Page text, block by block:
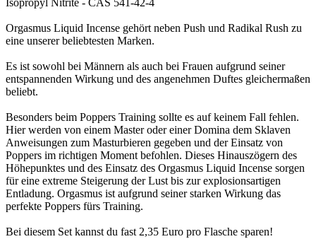
Isopropyl Nitrite - CAS 541-42-4
Orgasmus Liquid Incense gehört neben Push und Radikal Rush zu
eine unserer beliebtesten Marken.
Es ist sowohl bei Männern als auch bei Frauen aufgrund seiner
entspannenden Wirkung und des angenehmen Duftes gleichermaßen
beliebt.
Besonders beim Poppers Training sollte es auf keinem Fall fehlen.
Hier werden von einem Master oder einer Domina dem Sklaven
Anweisungen zum Masturbieren gegeben und der Einsatz von
Poppers im richtigen Moment befohlen. Dieses Hinauszögern des
Höhepunktes und des Einsatz des Orgasmus Liquid Incense sorgen
für eine extreme Steigerung der Lust bis zur explosionsartigen
Entladung. Orgasmus ist aufgrund seiner starken Wirkung das
perfekte Poppers fürs Training.
Bei diesem Set kannst du fast 2,35 Euro pro Flasche sparen!